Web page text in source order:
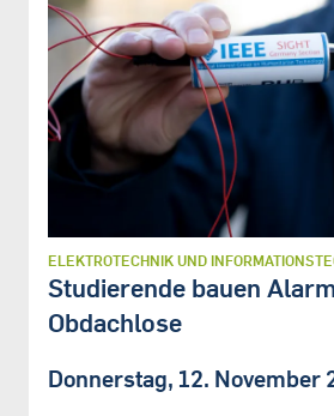
ELEKTROTECHNIK UND
Studierende bauen
Obdachlose
Donnerstag, 12. November